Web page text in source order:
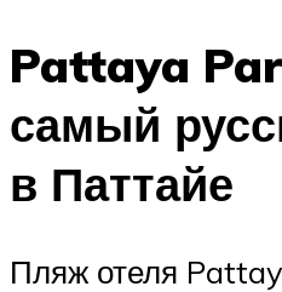
Pattaya
самый
в Паттайе
Пляж отеля